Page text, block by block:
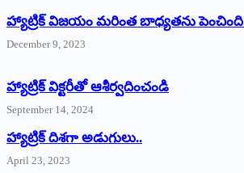
హ్యాట్రిక్ విజయం మరింత బాధ్యతను పెంచింది
December 9, 2023
హ్యాట్రిక్‌ ‌విక్టరీతో ఆశీర్వదించండి
September 14, 2024
‌హ్యాట్రిక్‌ ‌దిశగా అడుగులు..
April 23, 2023